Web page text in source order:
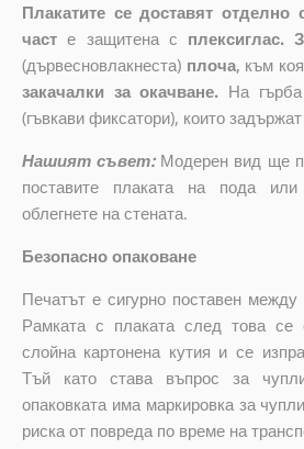
Плакатите се доставят отделно
част е защитена с плексиглас.
(дървесновлакнеста) плоча, към
закачалки за окачване. На
(гъвкави фиксатори), които
Нашият съвет: Модерен вид ще
поставите плаката на пода
облегнете на стената.
Безопасно опаковане
Печатът е сигурно поставен между
Рамката с плаката след това се
слойна картонена кутия и се
Тъй като става въпрос за
опаковката има маркировка за
риска от повреда по време на